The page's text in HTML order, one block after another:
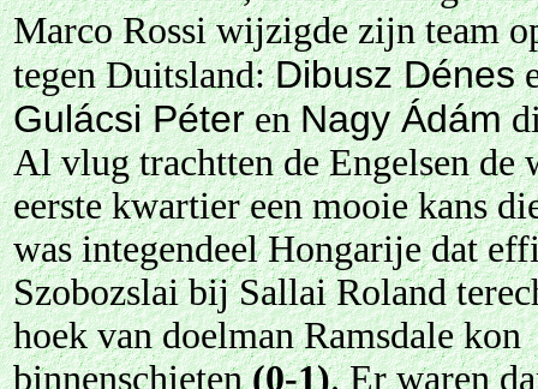
Marco Rossi wijzigde zijn team
tegen Duitsland:Dibusz Dénes
Gulácsi PéterenNagy Ádám
Al vlug trachtten de Engelsen de
eerste kwartier een mooie kans
was integendeel Hongarije dat
Szobozslai bij Sallai Roland
hoek van doelman Ramsdale kon
binnenschieten(0-1). Er waren